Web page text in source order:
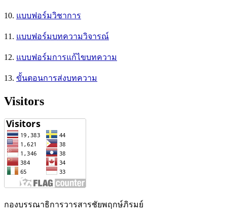
10. แบบฟอร์มวิชาการ
11. แบบฟอร์มบทความวิจารณ์
12. แบบฟอร์มการแก้ไขบทความ
13. ขั้นตอนการส่งบทความ
Visitors
กองบรรณาธิการวารสารชัยพฤกษ์ภิรมย์